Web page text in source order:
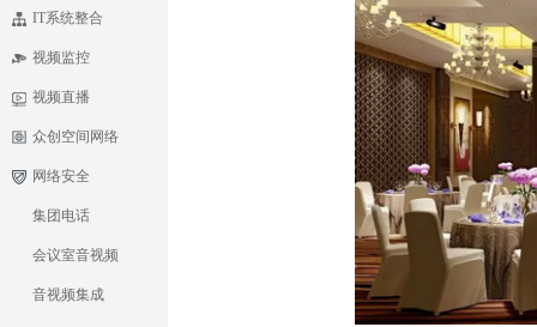
IT系统整合
视频监控
视频直播
众创空间网络
网络安全
集团电话
会议室音视频
音视频集成